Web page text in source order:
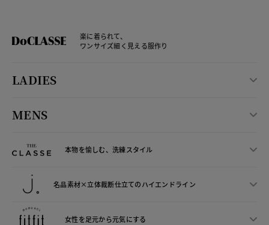
楽に着られて、
ワンサイズ細く見える服作り
LADIES
MENS
本物を愉しむ、洗練スタイル
名品素材×立体裁断仕立てのハイエンドライン
女性を足元から元気にする